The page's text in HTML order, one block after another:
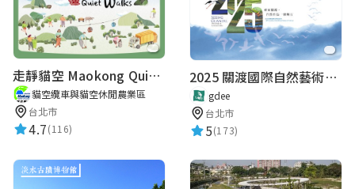
走靜貓空 Maokong Quiet Walks
貓空纜車與貓空休閒農業區
台北市
4.7(116)
2025 關渡國際自然藝術季 Guandu International Nature Art Festival
gdee
台北市
5(173)